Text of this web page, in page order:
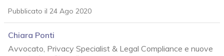
Pubblicato il 24 Ago 2020
Chiara Ponti
Avvocato, Privacy Specialist & Legal Compliance e nuove